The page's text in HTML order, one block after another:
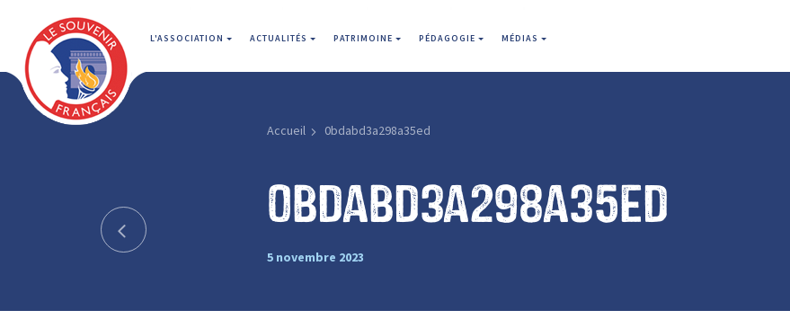
L'ASSOCIATION ACTUALITÉS PATRIMOINE PÉDAGOGIE MÉDIAS
Accueil 0bdabd3a298a35ed
0bdabd3a298a35ed
5 novembre 2023